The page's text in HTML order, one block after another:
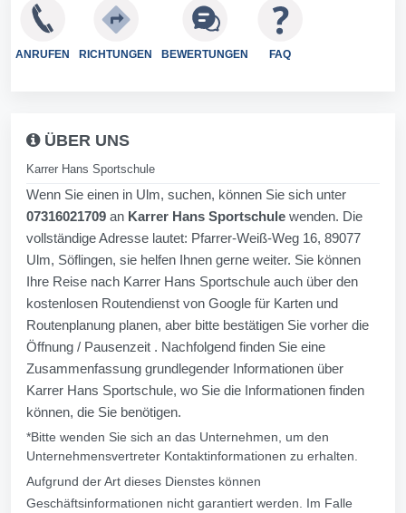
ANRUFEN RICHTUNGEN BEWERTUNGEN FAQ
ÜBER UNS
Karrer Hans Sportschule
Wenn Sie einen in Ulm, suchen, können Sie sich unter
07316021709 an Karrer Hans Sportschule wenden. Die
vollständige Adresse lautet: Pfarrer-Weiß-Weg 16, 89077
Ulm, Söflingen, sie helfen Ihnen gerne weiter. Sie können
Ihre Reise nach Karrer Hans Sportschule auch über den
kostenlosen Routendienst von Google für Karten und
Routenplanung planen, aber bitte bestätigen Sie vorher die
Öffnung / Pausenzeit . Nachfolgend finden Sie eine
Zusammenfassung grundlegender Informationen über
Karrer Hans Sportschule, wo Sie die Informationen finden
können, die Sie benötigen.
*Bitte wenden Sie sich an das Unternehmen, um den
Unternehmensvertreter Kontaktinformationen zu erhalten.
Aufgrund der Art dieses Dienstes können
Geschäftsinformationen nicht garantiert werden. Im Falle